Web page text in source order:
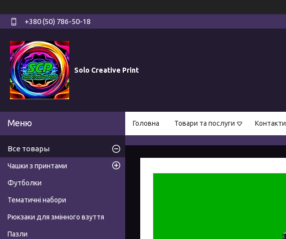
+380 (50) 786-50-18
Solo Creative Print
Головна Товари та послуги Контакти
Все товары
Чашки з принтами
Футболки
Тематичні набори
Рюкзаки для змінного взуття
Пазли